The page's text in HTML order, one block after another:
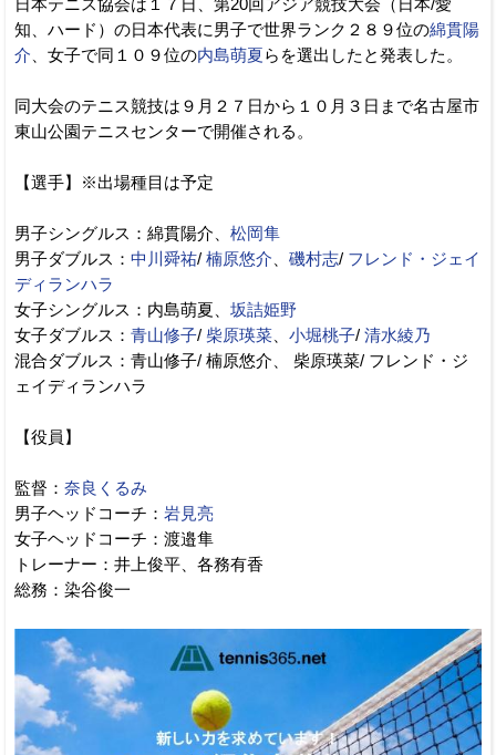
日本テニス協会は１７日、第20回アジア競技大会（日本/愛
知、ハード）の日本代表に男子で世界ランク２８９位の綿貫陽
介 、女子で同１０９位の内島萌夏 らを選出したと発表した。
同大会のテニス競技は９月２７日から１０月３日まで名古屋市
東山公園テニスセンターで開催される。
【選手】※出場種目は予定
男子シングルス：綿貫陽介、 松岡隼
男子ダブルス： 中川舜祐/ 楠原悠介 磯村志/ フレンド・ジェイ
ディランハラ
女子シングルス：内島萌夏、 坂詰姫野
女子ダブルス： 青山修子/ 柴原瑛菜 小堀桃子/ 清水綾乃
混合ダブルス：青山修子/ 楠原悠介、 柴原瑛菜/ フレンド・ジ
ェイディランハラ
【役員】
監督： 奈良くるみ
男子ヘッドコーチ： 岩見亮
女子ヘッドコーチ：渡邉隼
トレーナー：井上俊平、各務有香
総務：染谷俊一